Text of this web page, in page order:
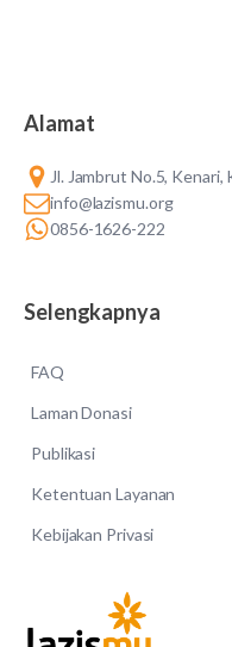
Alamat
Jl. Jambrut No.5,
info@lazismu.org
0856-1626-222
Selengkapnya
FAQ
Laman Donasi
Publikasi
Ketentuan Layanan
Kebijakan Privasi